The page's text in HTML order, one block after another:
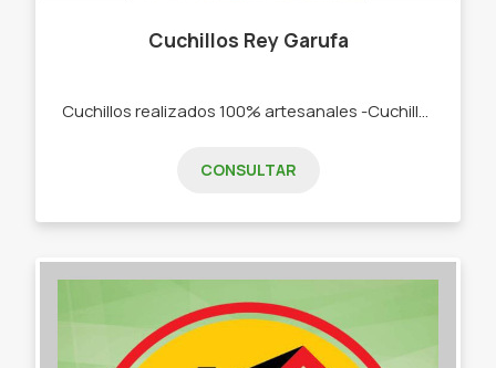
Cuchillos Rey Garufa
CONSULTAR